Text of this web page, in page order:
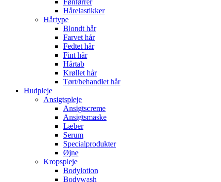
Føntørrer
Hårelastikker
Hårtype
Blondt hår
Farvet hår
Fedtet hår
Fint hår
Hårtab
Krøllet hår
Tørt/behandlet hår
Hudpleje
Ansigtspleje
Ansigtscreme
Ansigtsmaske
Læber
Serum
Specialprodukter
Øjne
Kropspleje
Bodylotion
Bodywash